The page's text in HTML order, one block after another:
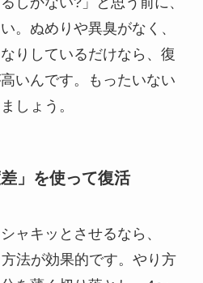
。ぬめりや異臭がなく、
りしているだけなら、復
いんです。もったいない
しょう。
」を使って復活
ャキッとさせるなら、
法が効果的です。やり方